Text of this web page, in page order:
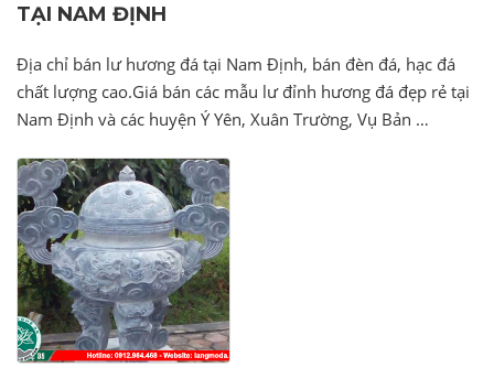
TẠI NAM ĐỊNH
Địa chỉ bán lư hương đá tại Nam Định, bán đèn đá, hạc đá
chất lượng cao.Giá bán các mẫu lư đỉnh hương đá đẹp rẻ tại
Nam Định và các huyện Ý Yên, Xuân Trường, Vụ Bản …